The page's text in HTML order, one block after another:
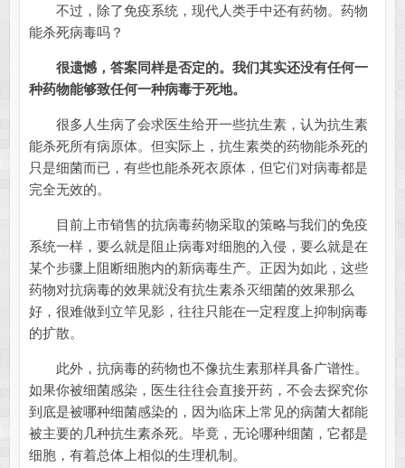
不过，除了免疫系统，现代人类手中还有药物。药物
能杀死病毒吗？
很遗憾，答案同样是否定的。 我们其实还没有任何一
种药物能够致任何一种病毒于死地。
很多人生病了会求医生给开一些抗生素，认为抗生素
能杀死所有病原体。但实际上，抗生素类的药物能杀死的
只是细菌而已，有些也能杀死衣原体，但它们对病毒都是
完全无效的。
目前上市销售的抗病毒药物采取的策略与我们的免疫
系统一样，要么就是阻止病毒对细胞的入侵，要么就是在
某个步骤上阻断细胞内的新病毒生产。正因为如此，这些
药物对抗病毒的效果就没有抗生素杀灭细菌的效果那么
好，很难做到立竿见影，往往只能在一定程度上抑制病毒
的扩散。
此外，抗病毒的药物也不像抗生素那样具备广谱性。
如果你被细菌感染，医生往往会直接开药，不会去探究你
到底是被哪种细菌感染的，因为临床上常见的病菌大都能
被主要的几种抗生素杀死。毕竟，无论哪种细菌，它都是
细胞，有着总体上相似的生理机制。